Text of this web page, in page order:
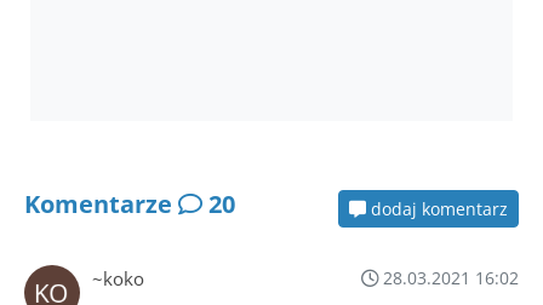
Komentarze 20 dodaj komentarz
~koko
28.03.2021 16:02